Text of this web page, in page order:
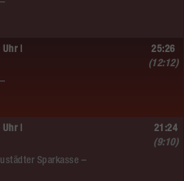
Uhr |
25:26
(12:12)
Uhr |
Sparkasse –
21:24
(9:10)